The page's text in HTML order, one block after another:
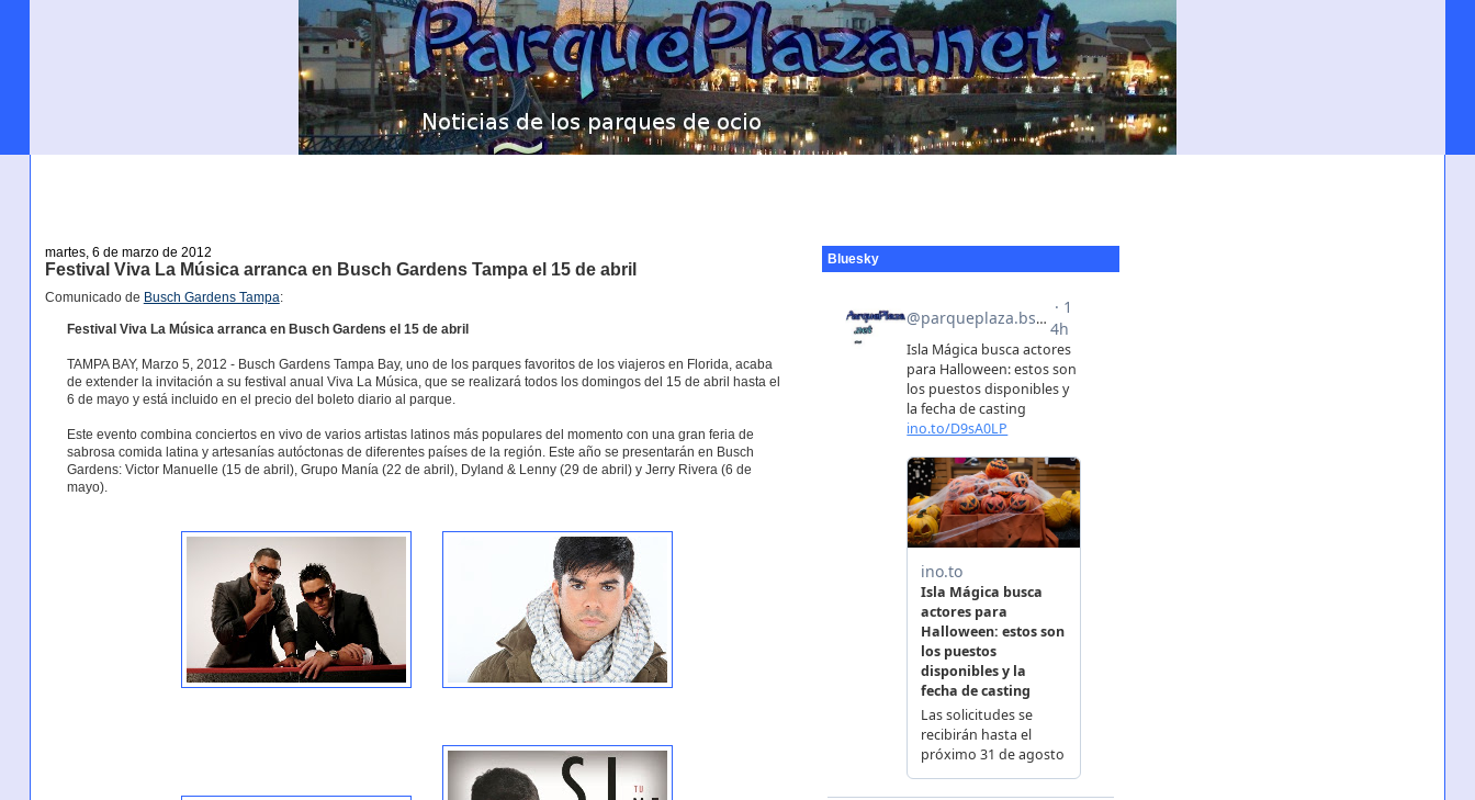
martes, 6 de marzo de 2012
Festival Viva La Música arranca en Busch Gardens Tampa el 15 de abril
Comunicado de Busch Gardens Tampa:
Festival Viva La Música arranca en Busch Gardens el 15 de abril
TAMPA BAY, Marzo 5, 2012 - Busch Gardens Tampa Bay, uno de los parques favoritos de los viajeros en Florida, acaba
de extender la invitación a su festival anual Viva La Música, que se realizará todos los domingos del 15 de abril hasta el
6 de mayo y está incluido en el precio del boleto diario al parque.
Este evento combina conciertos en vivo de varios artistas latinos más populares del momento con una gran feria de
sabrosa comida latina y artesanías autóctonas de diferentes países de la región. Este año se presentarán en Busch
Gardens: Victor Manuelle (15 de abril), Grupo Manía (22 de abril), Dyland & Lenny (29 de abril) y Jerry Rivera (6 de
mayo).
Bluesky